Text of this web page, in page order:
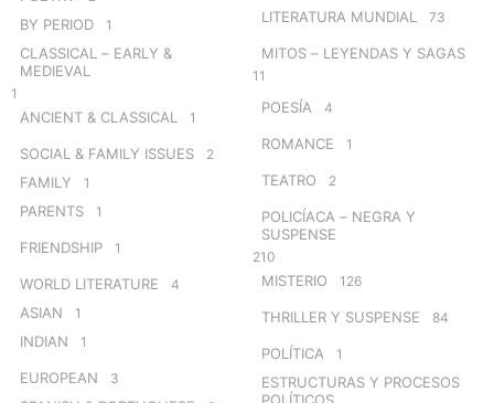
BY PERIOD 1
CLASSICAL – EARLY &
MEDIEVAL
1
ANCIENT & CLASSICAL 1
SOCIAL & FAMILY ISSUES 2
FAMILY 1
PARENTS 1
FRIENDSHIP 1
WORLD LITERATURE 4
ASIAN 1
INDIAN 1
EUROPEAN 3
LITERATURA MUNDIAL 73
MITOS – LEYENDAS Y SAGAS
11
POESÍA 4
ROMANCE 1
TEATRO 2
POLICÍACA – NEGRA Y
SUSPENSE
210
MISTERIO 126
THRILLER Y SUSPENSE 84
POLÍTICA 1
ESTRUCTURAS Y PROCESOS